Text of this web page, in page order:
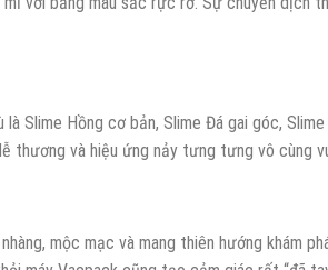
là Slime Hồng cơ bản, Slime Đá gai góc,
thương và hiệu ứng nảy tưng tưng vô cùng
mộc mạc và mang thiên hướng khám